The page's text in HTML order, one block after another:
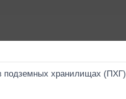
подземных хранилищах (ПХГ)